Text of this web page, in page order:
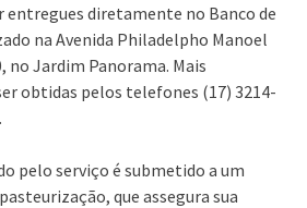
entregues diretamente no Banco de
na Avenida Philadelpho Manoel
no Jardim Panorama. Mais
obtidas pelos telefones (17) 3214-
pelo serviço é submetido a um
que assegura sua